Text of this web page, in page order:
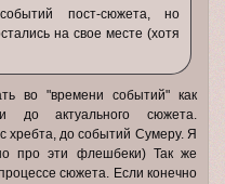
пост-сюжета, но
на свое месте (хотя
во "времени событий" как
до актуального сюжета.
хребта, до событий Сумеру. Я
про эти флешбеки) Так же
сюжета. Если конечно